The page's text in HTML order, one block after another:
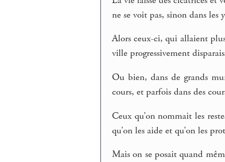
ne se voit pas, sinon dans les
Alors ceux-ci, qui allaient
ville progressivement
Ou bien, dans de grands
cours, et parfois dans des
Ceux qu’on nommait les
qu’on les aide et qu’on les
Mais on se posait quand